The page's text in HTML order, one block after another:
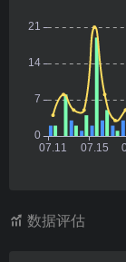
数据评估